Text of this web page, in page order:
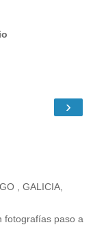
›
, GALICIA,
fotografías paso a